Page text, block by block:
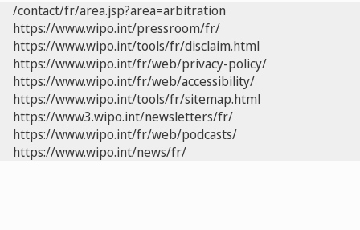
/contact/fr/area.jsp?area=arbitration
https://www.wipo.int/pressroom/fr/
https://www.wipo.int/tools/fr/disclaim.html
https://www.wipo.int/fr/web/privacy-policy/
https://www.wipo.int/fr/web/accessibility/
https://www.wipo.int/tools/fr/sitemap.html
https://www3.wipo.int/newsletters/fr/
https://www.wipo.int/fr/web/podcasts/
https://www.wipo.int/news/fr/